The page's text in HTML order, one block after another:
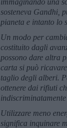
sosteneva Gandhi,
pianeta e intanto lo
Un modo per
costituito dagli
possono dare altra
carta si può
taglio degli alberi.
ottenere dai rifiuti
Utilizzare meno
significa inquinare